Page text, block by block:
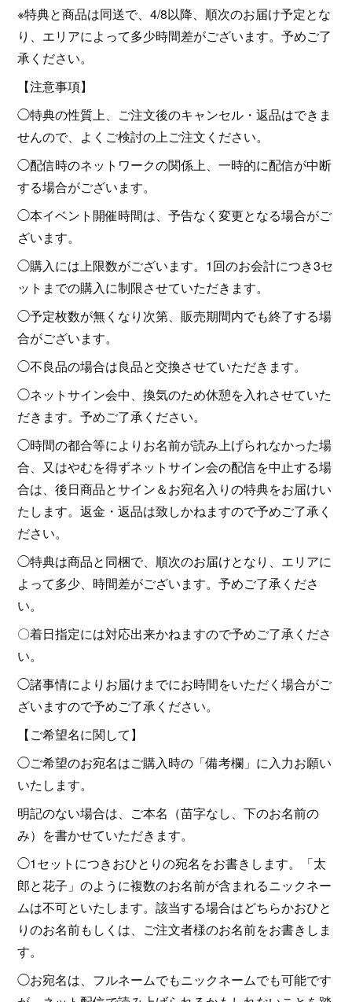
※特典と商品は同送で、4/8以降、順次のお届け予定とな
り、エリアによって多少時間差がございます。予めご了
承ください。
【注意事項】
◯特典の性質上、ご注文後のキャンセル・返品はできま
せんので、よくご検討の上ご注文ください。
◯配信時のネットワークの関係上、一時的に配信が中断
する場合がございます。
◯本イベント開催時間は、予告なく変更となる場合がご
ざいます。
◯購入には上限数がございます。1回のお会計につき3セ
ットまでの購入に制限させていただきます。
◯予定枚数が無くなり次第、販売期間内でも終了する場
合がございます。
◯不良品の場合は良品と交換させていただきます。
◯ネットサイン会中、換気のため休憩を入れさせていた
だきます。予めご了承ください。
◯時間の都合等によりお名前が読み上げられなかった場
合、又はやむを得ずネットサイン会の配信を中止する場
合は、後日商品とサイン＆お宛名入りの特典をお届けい
たします。返金・返品は致しかねますので予めご了承く
ださい。
◯特典は商品と同梱で、順次のお届けとなり、エリアに
よって多少、時間差がございます。予めご了承くださ
い。
〇着日指定には対応出来かねますので予めご了承くださ
い。
◯諸事情によりお届けまでにお時間をいただく場合がご
ざいますので予めご了承ください。
【ご希望名に関して】
◯ご希望のお宛名はご購入時の「備考欄」に入力お願い
いたします。
明記のない場合は、ご本名（苗字なし、下のお名前の
み）を書かせていただきます。
◯1セットにつきおひとりの宛名をお書きします。「太
郎と花子」のように複数のお名前が含まれるニックネー
ムは不可といたします。該当する場合はどちらかおひと
りのお名前もしくは、ご注文者様のお名前をお書きしま
す。
◯お宛名は、フルネームでもニックネームでも可能です